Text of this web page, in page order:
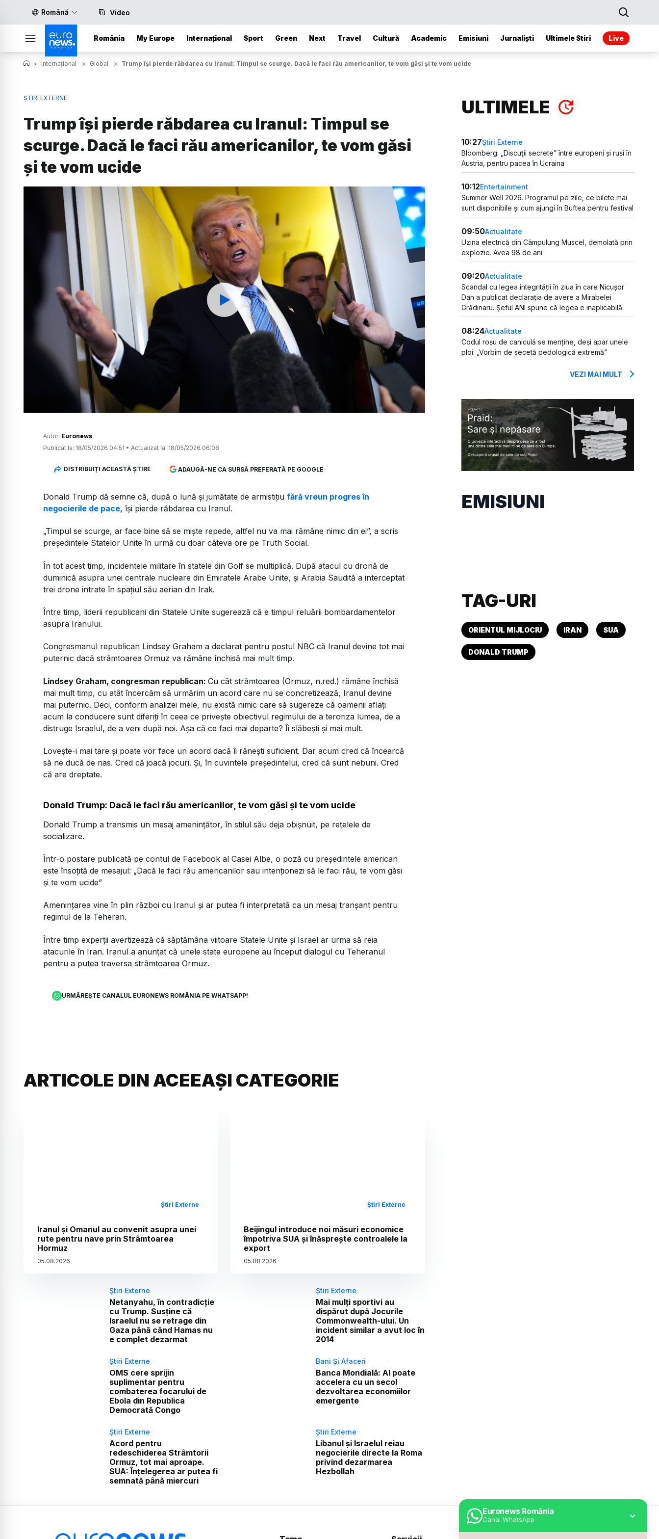
Română Video
România My Europe Internațional Sport Green Next Travel Cultură Academic Emisiuni Jurnaliști Ultimele Stiri Live
Euronews România
Canal WhatsApp
> Internațional > Global > Trump își pierde răbdarea cu Iranul: Timpul se scurge. Dacă le faci rău americanilor, te vom găsi și te vom ucide
ȘTIRI EXTERNE
Trump își pierde răbdarea cu Iranul: Timpul se
scurge. Dacă le faci rău americanilor, te vom găsi
și te vom ucide
Watch
Autor: Euronews
Publicat la: 18/05/2026 04:51 • Actualizat la: 18/05/2026 06:08
DISTRIBUIȚI ACEASTĂ ȘTIRE ADAUGĂ-NE CA SURSĂ PREFERATĂ PE GOOGLE
Donald Trump dă semne că, după o lună și jumătate de armistițiu fără vreun progres în
negocierile de pace, își pierde răbdarea cu Iranul.
„Timpul se scurge, ar face bine să se miște repede, altfel nu va mai rămâne nimic din ei”, a scris
președintele Statelor Unite în urmă cu doar câteva ore pe Truth Social.
În tot acest timp, incidentele militare în statele din Golf se multiplică. După atacul cu dronă de
duminică asupra unei centrale nucleare din Emiratele Arabe Unite, și Arabia Saudită a interceptat
trei drone intrate în spațiul său aerian din Irak.
Între timp, liderii republicani din Statele Unite sugerează că e timpul reluării bombardamentelor
asupra Iranului.
Congresmanul republican Lindsey Graham a declarat pentru postul NBC că Iranul devine tot mai
puternic dacă strâmtoarea Ormuz va rămâne închisă mai mult timp.
Lindsey Graham, congresman republican: Cu cât strâmtoarea (Ormuz, n.red.) rămâne închisă
mai mult timp, cu atât încercăm să urmărim un acord care nu se concretizează, Iranul devine
mai puternic. Deci, conform analizei mele, nu există nimic care să sugereze că oamenii aflați
acum la conducere sunt diferiți în ceea ce privește obiectivul regimului de a teroriza lumea, de a
distruge Israelul, de a veni după noi. Așa că ce faci mai departe? Îi slăbești și mai mult.
Lovește-i mai tare și poate vor face un acord dacă îi rănești suficient. Dar acum cred că încearcă
să ne ducă de nas. Cred că joacă jocuri. Și, în cuvintele președintelui, cred că sunt nebuni. Cred
că are dreptate.
Donald Trump: Dacă le faci rău americanilor, te vom găsi și te vom ucide
Donald Trump a transmis un mesaj amenințător, în stilul său deja obișnuit, pe rețelele de
socializare.
Într-o postare publicată pe contul de Facebook al Casei Albe, o poză cu președintele american
este însoțită de mesajul: „Dacă le faci rău americanilor sau intenționezi să le faci rău, te vom găsi
și te vom ucide”
Amenințarea vine în plin război cu Iranul și ar putea fi interpretată ca un mesaj tranșant pentru
regimul de la Teheran.
Între timp experții avertizează că săptămâna viitoare Statele Unite și Israel ar urma să reia
atacurile în Iran. Iranul a anunțat că unele state europene au început dialogul cu Teheranul
pentru a putea traversa strâmtoarea Ormuz.
URMĂREȘTE CANALUL EURONEWS ROMÂNIA PE WHATSAPP!
ARTICOLE DIN ACEEAȘI CATEGORIE
Știri Externe
Iranul și Omanul au convenit asupra unei
rute pentru nave prin Strâmtoarea
Hormuz
05.08.2026
Știri Externe
Beijingul introduce noi măsuri economice
împotriva SUA și înăsprește controalele la
export
05.08.2026
Știri Externe
Netanyahu, în contradicție
cu Trump. Susține că
Israelul nu se retrage din
Gaza până când Hamas nu
e complet dezarmat
Știri Externe
Mai mulți sportivi au
dispărut după Jocurile
Commonwealth-ului. Un
incident similar a avut loc în
2014
Știri Externe
OMS cere sprijin
suplimentar pentru
combaterea focarului de
Ebola din Republica
Democrată Congo
Bani Și Afaceri
Banca Mondială: AI poate
accelera cu un secol
dezvoltarea economiilor
emergente
Știri Externe
Acord pentru
redeschiderea Strâmtorii
Ormuz, tot mai aproape.
SUA: Înțelegerea ar putea fi
semnată până miercuri
Știri Externe
Libanul și Israelul reiau
negocierile directe la Roma
privind dezarmarea
Hezbollah
ULTIMELE
10:27Știri Externe
Bloomberg: „Discuții secrete” între europeni și ruși în
Austria, pentru pacea în Ucraina
10:12Entertainment
Summer Well 2026. Programul pe zile, ce bilete mai
sunt disponibile și cum ajungi în Buftea pentru festival
09:50Actualitate
Uzina electrică din Câmpulung Muscel, demolată prin
explozie. Avea 98 de ani
09:20Actualitate
Scandal cu legea integrității în ziua în care Nicușor
Dan a publicat declarația de avere a Mirabelei
Grădinaru. Șeful ANI spune că legea e inaplicabilă
08:24Actualitate
Codul roșu de caniculă se menține, deși apar unele
ploi: „Vorbim de secetă pedologică extremă”
VEZI MAI MULT
EMISIUNI
TAG-URI
ORIENTUL MIJLOCIU IRAN SUA
DONALD TRUMP